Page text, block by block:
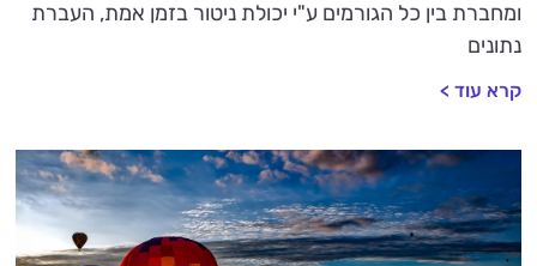
ומחברת בין כל הגורמים ע"י יכולת ניטור בזמן אמת, העברת
נתונים
קרא עוד >